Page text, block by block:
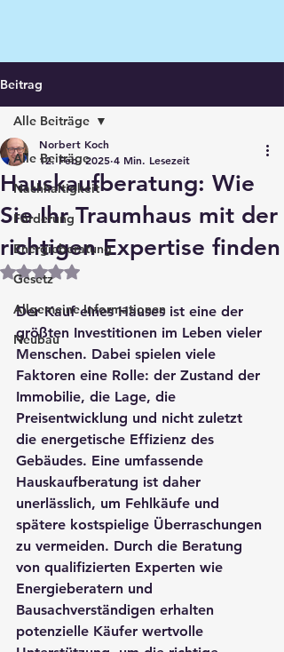
Beitrag
Alle Beiträge
Nachhaltigkeit
Förderung
Energieberatung
Gesetz
Allgemeine Informationen
Neubau
Alle Beiträge
Hauskaufberatung: Wie
Sie Ihr Traumhaus mit der
richtigen Expertise finden
Norbert Koch
12. Feb. 2025 4 Min. Lesezeit
Mit NaN von 5 Sternen bewertet.
Der Kauf eines Hauses ist eine der
größten Investitionen im Leben vieler
Menschen. Dabei spielen viele
Faktoren eine Rolle: der Zustand der
Immobilie, die Lage, die
Preisentwicklung und nicht zuletzt
die energetische Effizienz des
Gebäudes. Eine umfassende
Hauskaufberatung ist daher
unerlässlich, um Fehlkäufe und
spätere kostspielige Überraschungen
zu vermeiden. Durch die Beratung
von qualifizierten Experten wie
Energieberatern und
Bausachverständigen erhalten
potenzielle Käufer wertvolle